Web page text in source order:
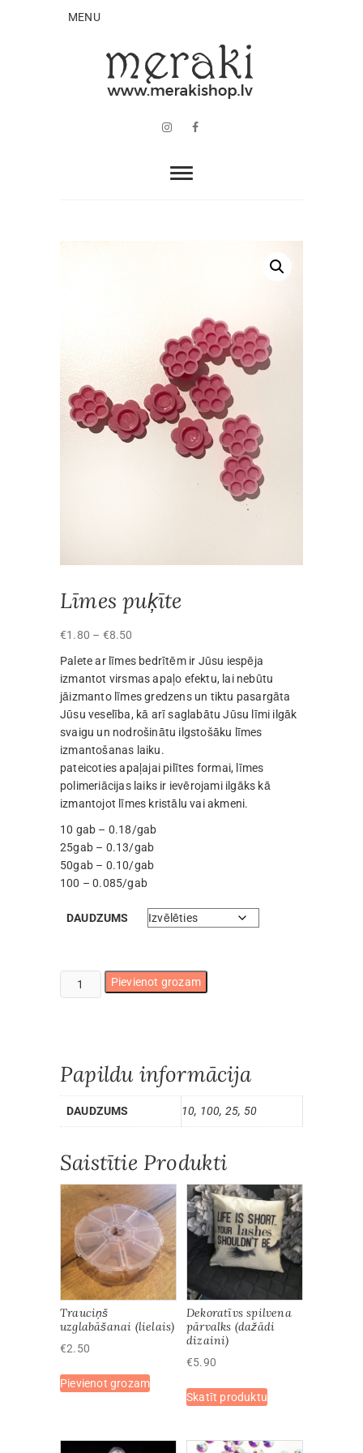
MENU
InstagramFacebook
Līmes puķīte
€1.80 – €8.50
through
€8.50
Palete ar līmes bedrītēm ir Jūsu iespēja
izmantot virsmas apaļo efektu, lai nebūtu
jāizmanto līmes gredzens un tiktu pasargāta
Jūsu veselība, kā arī saglabātu Jūsu līmi ilgāk
svaigu un nodrošinātu ilgstošāku līmes
izmantošanas laiku.
pateicoties apaļajai pilītes formai, līmes
polimeriācijas laiks ir ievērojami ilgāks kā
izmantojot līmes kristālu vai akmeni.
10 gab – 0.18/gab
25gab – 0.13/gab
50gab – 0.10/gab
100 – 0.085/gab
DAUDZUMS
Līmes
puķīte
Pievienot grozam
Papildu informācija
DAUDZUMS 10, 100, 25, 50
Saistītie Produkti
Trauciņš
uzglabāšanai (lielais)
€2.50
Pievienot grozam
Dekoratīvs spilvena
pārvalks (dažādi
dizaini)
€5.90
Skatīt produktuproduct
multiple